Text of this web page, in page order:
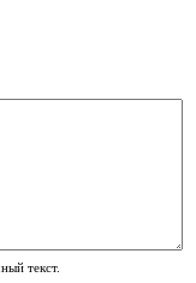
текст.